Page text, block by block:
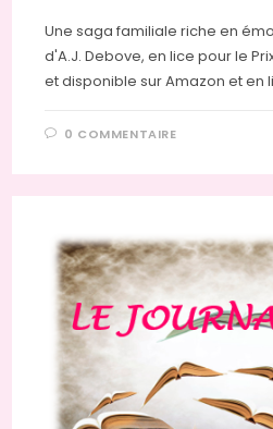
Une saga familiale riche en
d'A.J. Debove, en lice pour le
et disponible sur Amazon et en
0 COMMENTAIRE